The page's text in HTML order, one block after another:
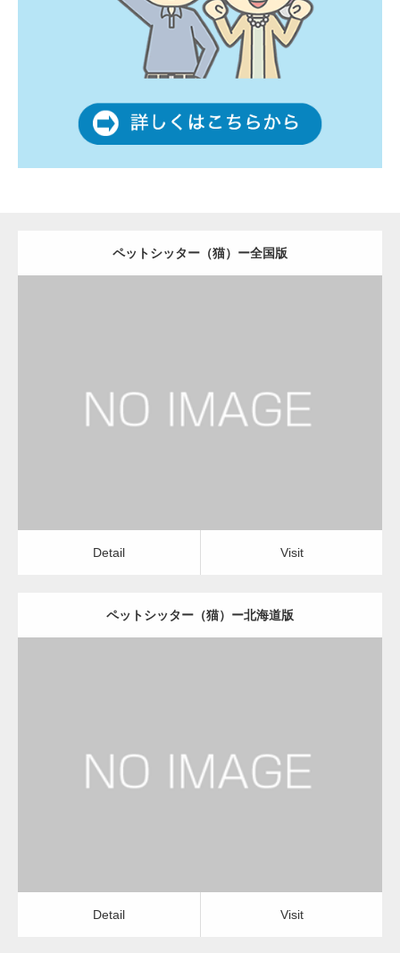
ペットシッター（猫）ー全国版
Detail Visit
Detail Visit
ペットシッター（猫）ー北海道版
Detail Visit
Detail Visit